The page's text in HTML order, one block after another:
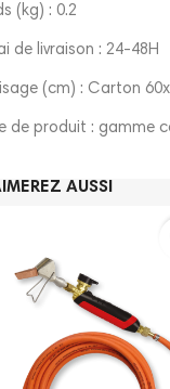
(kg) : 0.2
de livraison : 24-48H
(cm) : Carton
de produit : gamme
AUSSI